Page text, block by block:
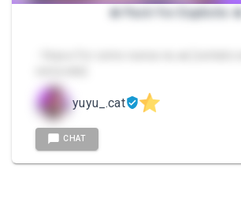
🔥 Pack Yor Explícito 🔥
yuyu_.cat
CHAT